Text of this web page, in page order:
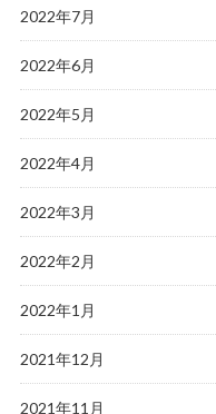
2022年7月
2022年6月
2022年5月
2022年4月
2022年3月
2022年2月
2022年1月
2021年12月
2021年11月